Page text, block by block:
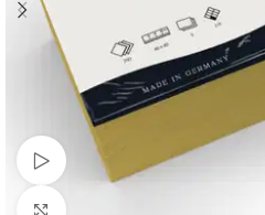
Schau Video
Klick zum Vergrößern